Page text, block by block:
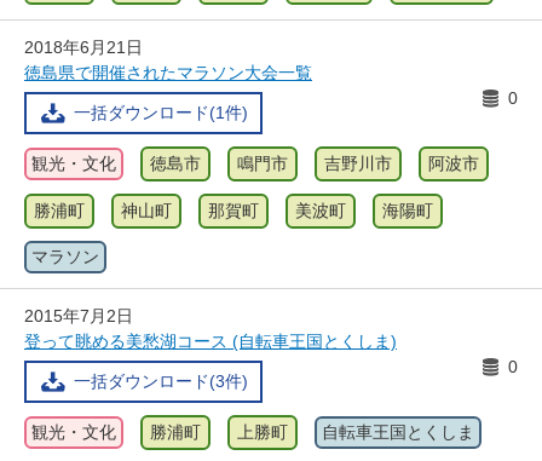
2018年6月21日
徳島県で開催されたマラソン大会一覧
一括ダウンロード(1件)
0
観光・文化 徳島市 鳴門市 吉野川市 阿波市
勝浦町 神山町 那賀町 美波町 海陽町
マラソン
2015年7月2日
登って眺める美愁湖コース (自転車王国とくしま)
一括ダウンロード(3件)
0
観光・文化 勝浦町 上勝町 自転車王国とくしま